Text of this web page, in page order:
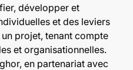
développer et
et des leviers
projet, tenant compte
et organisationnelles.
en partenariat avec